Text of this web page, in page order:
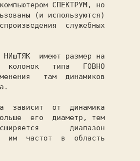
СПЕКТРУМ, но
(и используются)
служебных
винды.
колонок   типа   ГОВНО
там  динамиков
диаметра.
диапазон
им  частот  в  область